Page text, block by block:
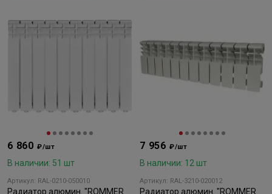
6 860 ₽/шт
В наличии: 51 шт
Артикул: RAL-0210-050010
Радиатор алюмин. "ROMMER
7 956 ₽/шт
В наличии: 12 шт
Артикул: RAL-3210-020012
Радиатор алюмин. "ROMMER